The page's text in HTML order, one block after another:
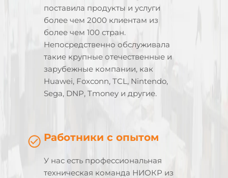
поставила продукты и услуги
более чем 2000 клиентам из
более чем 100 стран.
Непосредственно обслуживала
такие крупные отечественные и
зарубежные компании, как
Huawei, Foxconn, TCL, Nintendo,
Sega, DNP, Tmoney и другие.
Работники с опытом
У нас есть профессиональная
техническая команда НИОКР из